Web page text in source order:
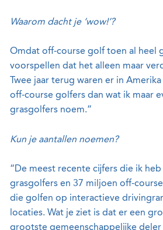
Waarom dacht je ‘wow!’?
Omdat off-course golf toen al heel
voorspellen dat het alleen maar
Twee jaar terug waren er in
off-course golfers dan wat ik maar
grasgolfers noem.”
Kun je aantallen noemen?
“De meest recente cijfers die ik
grasgolfers en 37 miljoen off-
die golfen op interactieve
locaties. Wat je ziet is dat er een
grootste gemeenschappelijke